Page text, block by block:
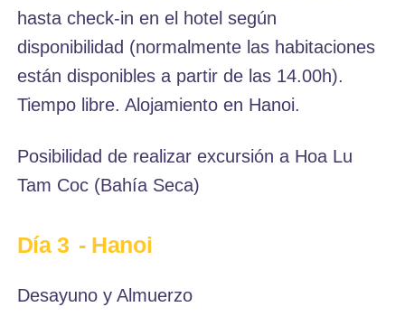
hasta check-in en el hotel según
disponibilidad (normalmente las habitaciones
están disponibles a partir de las 14.00h).
Tiempo libre. Alojamiento en Hanoi.
Posibilidad de realizar excursión a Hoa Lu
Tam Coc (Bahía Seca)
Día 3 - Hanoi
Desayuno y Almuerzo